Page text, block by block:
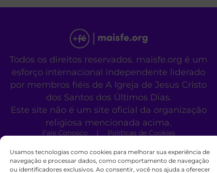
Usamos tecnologias como cookies para melhorar sua experiência de
navegação e processar dados, como comportamento de navegação
ou identificadores exclusivos. Ao consentir, você nos ajuda a oferecer
Todos os direitos reservados. maisfe.org é um
esforço internacional independente liderado
por membros fiéis de A Igreja de Jesus Cristo
dos Santos dos Últimos Dias.
Este site não é um site oficial da organização
religiosa mencionada acima.
Fale Conosco Políticas de Cookies